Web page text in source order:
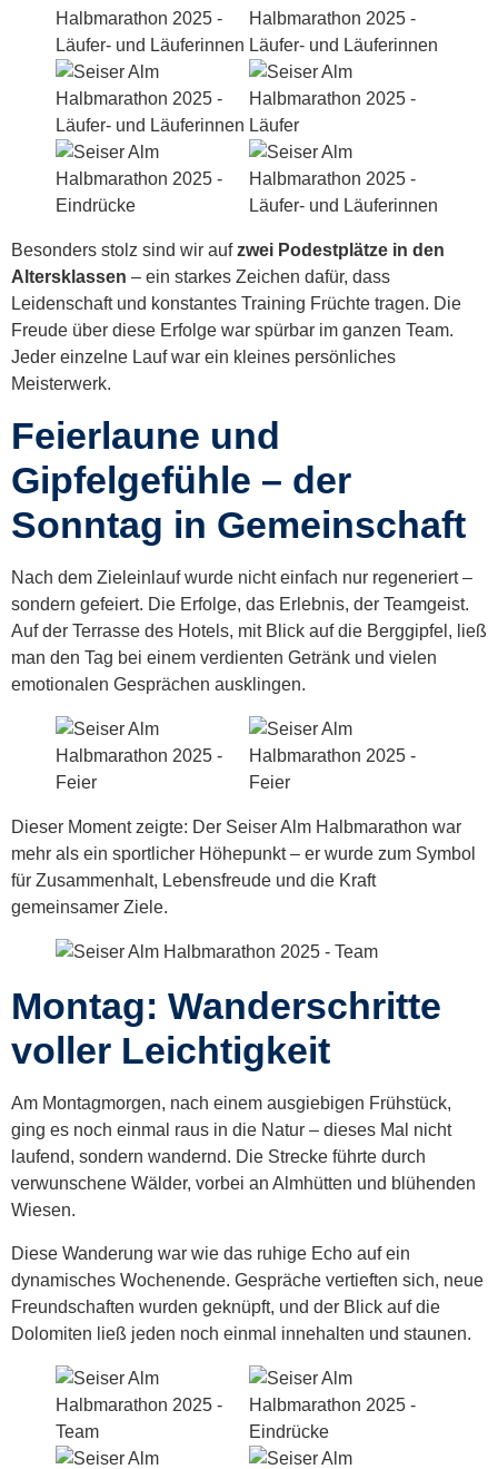
Besonders stolz sind wir aufzwei Podestplätze in den
Altersklassen – ein starkes Zeichen dafür, dass
Leidenschaft und konstantes Training Früchte tragen. Die
Freude über diese Erfolge war spürbar im ganzen Team.
Jeder einzelne Lauf war ein kleines persönliches
Meisterwerk.
Feierlaune und
Gipfelgefühle – der
Sonntag in Gemeinschaft
Nach dem Zieleinlauf wurde nicht einfach nur regeneriert –
sondern gefeiert. Die Erfolge, das Erlebnis, der Teamgeist.
Auf der Terrasse des Hotels, mit Blick auf die Berggipfel, ließ
man den Tag bei einem verdienten Getränk und vielen
emotionalen Gesprächen ausklingen.
Dieser Moment zeigte: Der Seiser Alm Halbmarathon war
mehr als ein sportlicher Höhepunkt – er wurde zum Symbol
für Zusammenhalt, Lebensfreude und die Kraft
gemeinsamer Ziele.
Montag: Wanderschritte
voller Leichtigkeit
Am Montagmorgen, nach einem ausgiebigen Frühstück,
ging es noch einmal raus in die Natur – dieses Mal nicht
laufend, sondern wandernd. Die Strecke führte durch
verwunschene Wälder, vorbei an Almhütten und blühenden
Wiesen.
Diese Wanderung war wie das ruhige Echo auf ein
dynamisches Wochenende. Gespräche vertieften sich, neue
Freundschaften wurden geknüpft, und der Blick auf die
Dolomiten ließ jeden noch einmal innehalten und staunen.